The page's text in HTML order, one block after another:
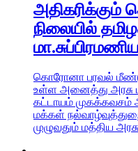
நிலையில்
கொரோனா பரவல்
உள்ள அனைத்து அரசு
கட்டாயம் முகக்கவசம்
மக்கள் நல்வாழ்வுத்துறை
முழுவதும் மத்திய